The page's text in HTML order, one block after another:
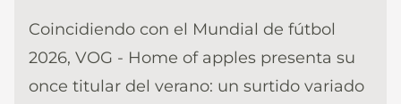
Coincidiendo con el Mundial de fútbol
2026, VOG - Home of apples presenta su
once titular del verano: un surtido variado